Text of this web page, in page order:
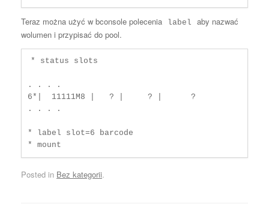
Teraz można użyć w bconsole polecenia label
aby nazwać
wolumen i przypisać do pool.
* status slots
. . . .
6*|  11111M8 |   ? |     ? |      ?
. . . .
* label slot=6 barcode
* mount
Posted in Bez kategorii.